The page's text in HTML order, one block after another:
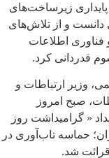
زیرساخت‌های
دانست و از تلاش‌های
اطلاعات
قدردانی کرد.
وزیر ارتباطات و
صبح امروز
رویداد « ️گرامیداشت روز
حماسه تاب‌آوری در
شد.